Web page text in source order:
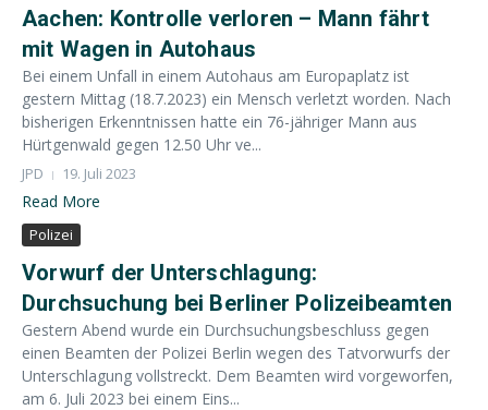
Aachen: Kontrolle verloren – Mann fährt
mit Wagen in Autohaus
Bei einem Unfall in einem Autohaus am Europaplatz ist
gestern Mittag (18.7.2023) ein Mensch verletzt worden. Nach
bisherigen Erkenntnissen hatte ein 76-jähriger Mann aus
Hürtgenwald gegen 12.50 Uhr ve...
JPD 19. Juli 2023
Read More
Polizei
Vorwurf der Unterschlagung:
Durchsuchung bei Berliner Polizeibeamten
Gestern Abend wurde ein Durchsuchungsbeschluss gegen
einen Beamten der Polizei Berlin wegen des Tatvorwurfs der
Unterschlagung vollstreckt. Dem Beamten wird vorgeworfen,
am 6. Juli 2023 bei einem Eins...